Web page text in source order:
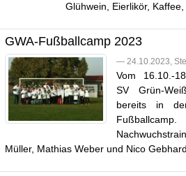
Glühwein, Eierlikör, Kaffee,
GWA-Fußballcamp 2023
— 24.10.2023,
Vom 16.10.-
SV Grün-
bereits in
Müller, Mathias Weber und Nico